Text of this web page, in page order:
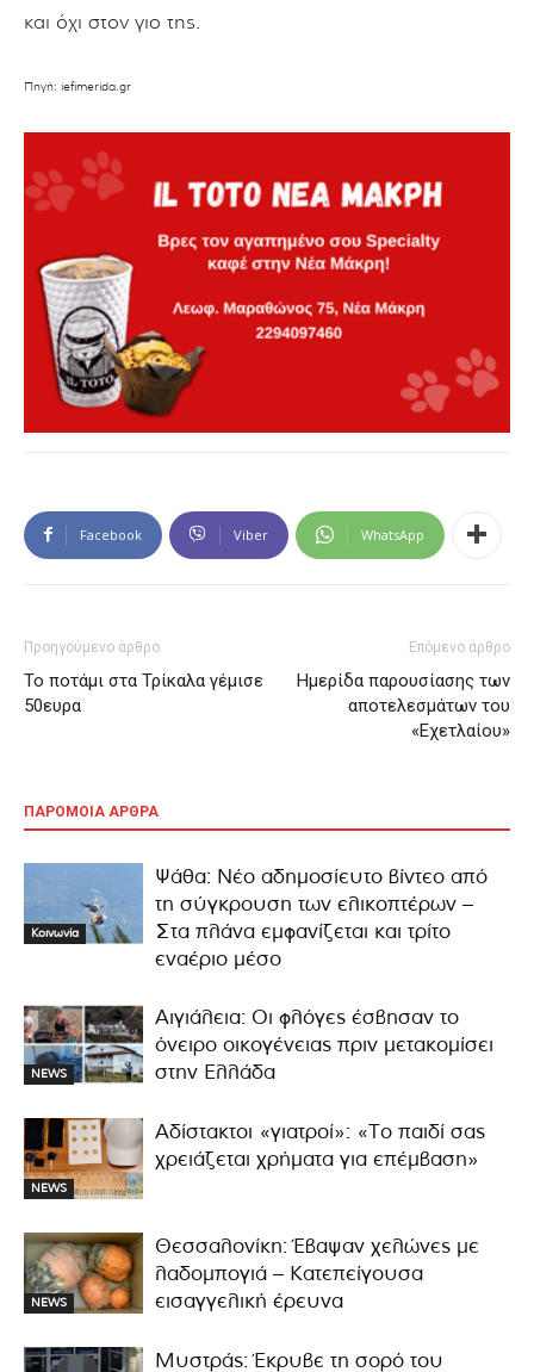
και όχι στον γιο της.
Πηγή: iefimerida.gr
Facebook Viber WhatsApp
Προηγούμενο άρθρο
Το ποτάμι στα Τρίκαλα γέμισε
50ευρα
Επόμενο άρθρο
Ημερίδα παρουσίασης των
αποτελεσμάτων του
«Εχετλαίου»
ΠΑΡΟΜΟΙΑ ΑΡΘΡΑ
Κοινωνία
Ψάθα: Νέο αδημοσίευτο βίντεο από
τη σύγκρουση των ελικοπτέρων –
Στα πλάνα εμφανίζεται και τρίτο
εναέριο μέσο
NEWS
Αιγιάλεια: Οι φλόγες έσβησαν το
όνειρο οικογένειας πριν μετακομίσει
στην Ελλάδα
NEWS
Αδίστακτοι «γιατροί»: «Το παιδί σας
χρειάζεται χρήματα για επέμβαση»
NEWS
Θεσσαλονίκη: Έβαψαν χελώνες με
λαδομπογιά – Κατεπείγουσα
εισαγγελική έρευνα
Μυστράς: Έκρυβε τη σορό του